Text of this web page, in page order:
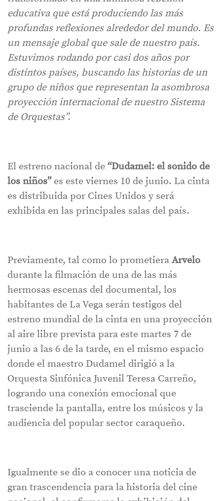
educativa que está produciendo las más
profundas reflexiones alrededor del mundo. Es
un mensaje global que sale de nuestro país.
Estuvimos rodando por casi dos años por
distintos países, buscando las historias de un
grupo de niños que representan la asombrosa
proyección internacional de nuestro Sistema
de Orquestas”.
El estreno nacional de “Dudamel: el sonido de
los niños”es este viernes 10 de junio. La cinta
es distribuida por Cines Unidos y será
exhibida en las principales salas del país.
Previamente, tal como lo prometiera Arvelo
durante la filmación de una de las más
hermosas escenas del documental, los
habitantes de La Vega serán testigos del
estreno mundial de la cinta en una proyección
al aire libre prevista para este martes 7 de
junio a las 6 de la tarde, en el mismo espacio
donde el maestro Dudamel dirigió a la
Orquesta Sinfónica Juvenil Teresa Carreño,
logrando una conexión emocional que
trasciende la pantalla, entre los músicos y la
audiencia del popular sector caraqueño.
Igualmente se dio a conocer una noticia de
gran trascendencia para la historia del cine